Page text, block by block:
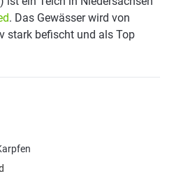
. Das Gewässer wird von
stark befischt und als Top